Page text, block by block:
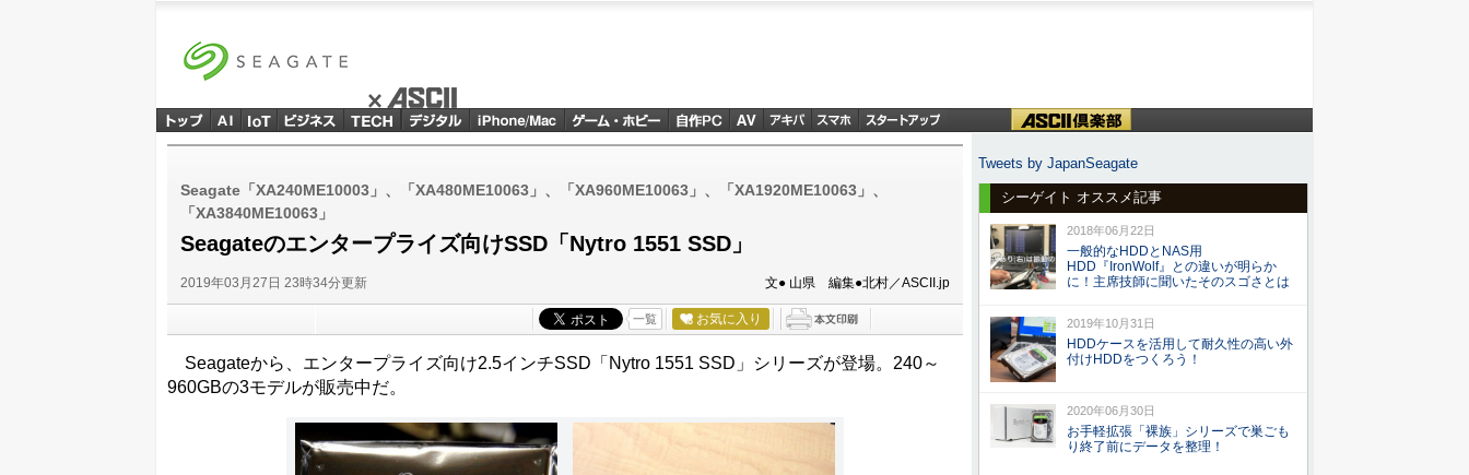
Seagate × ASCII
ASCII
Seagate「XA240ME10003」、「XA480ME10063」、「XA960ME10063」、「XA1920ME10063」、
「XA3840ME10063」
Seagateのエンタープライズ向けSSD「Nytro 1551 SSD」
2019年03月27日 23時34分更新 文● 山県 編集●北村／ASCII.jp
一覧 お気に入り
Seagateから、エンタープライズ向け2.5インチSSD「Nytro 1551 SSD」シリーズが登場。240～
960GBの3モデルが販売中だ。
Tweets by JapanSeagate
シーゲイト オススメ記事
2018年06月22日
一般的なHDDとNAS用
HDD『IronWolf』との違いが明らか
に！主席技師に聞いたそのスゴさとは
2019年10月31日
HDDケースを活用して耐久性の高い外
付けHDDをつくろう！
2020年06月30日
お手軽拡張「裸族」シリーズで巣ごも
り終了前にデータを整理！